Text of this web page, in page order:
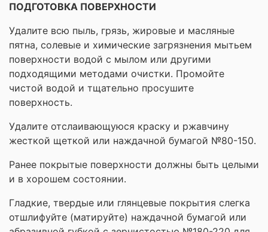
ПОДГОТОВКА ПОВЕРХНОСТИ
Удалите всю пыль, грязь, жировые и масляные
пятна, солевые и химические загрязнения мытьем
поверхности водой с мылом или другими
подходящими методами очистки. Промойте
чистой водой и тщательно просушите
поверхность.
Удалите отслаивающуюся краску и ржавчину
жесткой щеткой или наждачной бумагой №80-150.
Ранее покрытые поверхности должны быть целыми
и в хорошем состоянии.
Гладкие, твердые или глянцевые покрытия слегка
отшлифуйте (матируйте) наждачной бумагой или